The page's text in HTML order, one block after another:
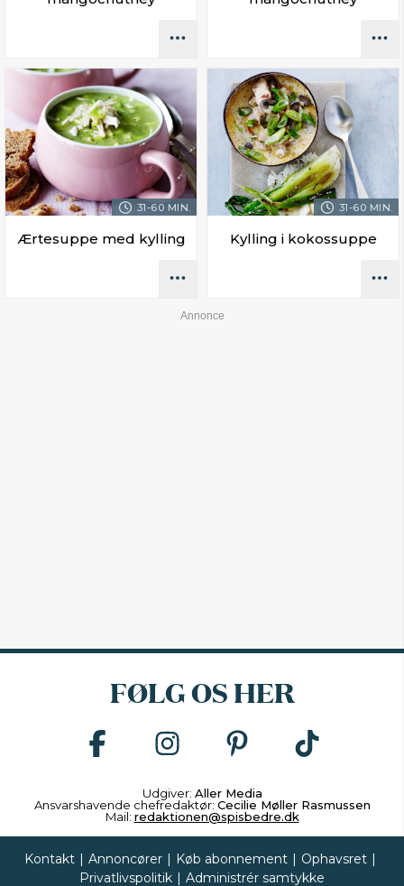
31-60 MIN.
Ærtesuppe med kylling
31-60 MIN.
Kylling i kokossuppe
FØLG OS HER
Udgiver: Aller Media
Ansvarshavende chefredaktør: Cecilie Møller Rasmussen
Mail: redaktionen@spisbedre.dk
Kontakt | Annoncører | Køb abonnement | Ophavsret |
Privatlivspolitik | Administrér samtykke